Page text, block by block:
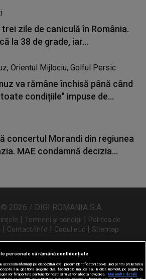
zile de caniculă în România.
la 38 de grade, iar...
va rămâne închisă până când
condițiile" impuse de...
concertul Morandi din regiunea
MAE condamnă decizia...
2026 / DIGI ROMANIA S.A.
| Termeni și condiții | Politica de
| Contact/Info | Codul etic | Sitemap
ne și pe
personale să rămână confidențiale
accesăm informații pe dispozitivul dvs., precum identificatorii cookie unici pentru prelucrarea
sau gestiona alegerile dvs. făcând clic mai jos sau în orice moment, pe pagina cu
vor fi raportate partenerilor noștri și nu vă vor afecta navigarea.
Mai multe detalii